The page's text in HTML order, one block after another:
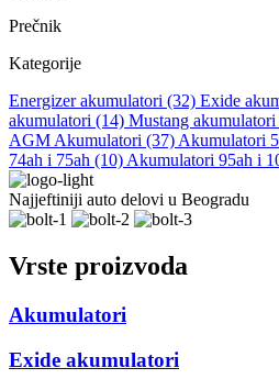
Prečnik
Kategorije
Energizer akumulatori (32) Exide
akumulatori (14) Mustang akumulatori
AGM Akumulatori (37) Akumulatori
74ah i 75ah (10) Akumulatori 95ah i
Najjeftiniji auto delovi u Beogradu
Vrste proizvoda
Akumulatori
Exide akumulatori